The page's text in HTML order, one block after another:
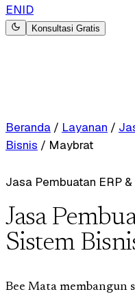
ENID
Konsultasi Gratis
Beranda / Layanan /
Bisnis / Maybrat
Jasa Pembuatan ERP
Jasa
Sistem
Bee Mata membangun